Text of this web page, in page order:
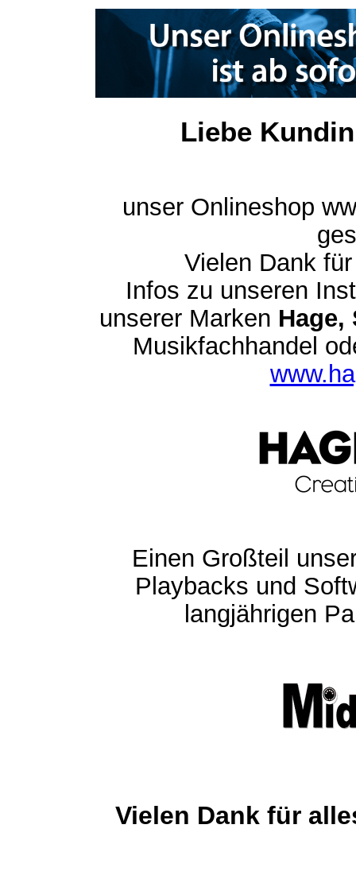
Liebe
unser Onlineshop
Vielen Dank
Infos zu unseren
unserer Marken Hage,
Musikfachhandel
Einen Großteil
Playbacks und
langjährigen
Vielen Dank für